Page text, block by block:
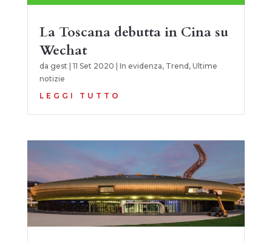
La Toscana debutta in Cina su
Wechat
da gest 11 Set 2020 In evidenza, Trend , Ultime
notizie
LEGGI TUTTO